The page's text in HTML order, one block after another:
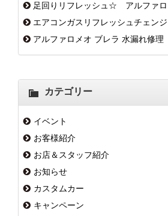
足回りリフレッシュ☆ アルファロ
エアコンガスリフレッシュチェン
アルファロメオ ブレラ 水漏れ修理
カテゴリー
イベント
お客様紹介
お店＆スタッフ紹介
お知らせ
カスタムカー
キャンペーン